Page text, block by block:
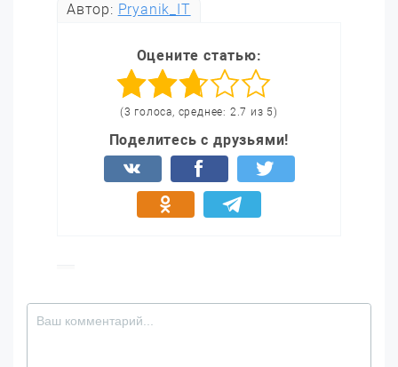
Автор: Pryanik_IT
Оцените статью:
(3 голоса, среднее: 2.7 из 5)
Поделитесь с друзьями!